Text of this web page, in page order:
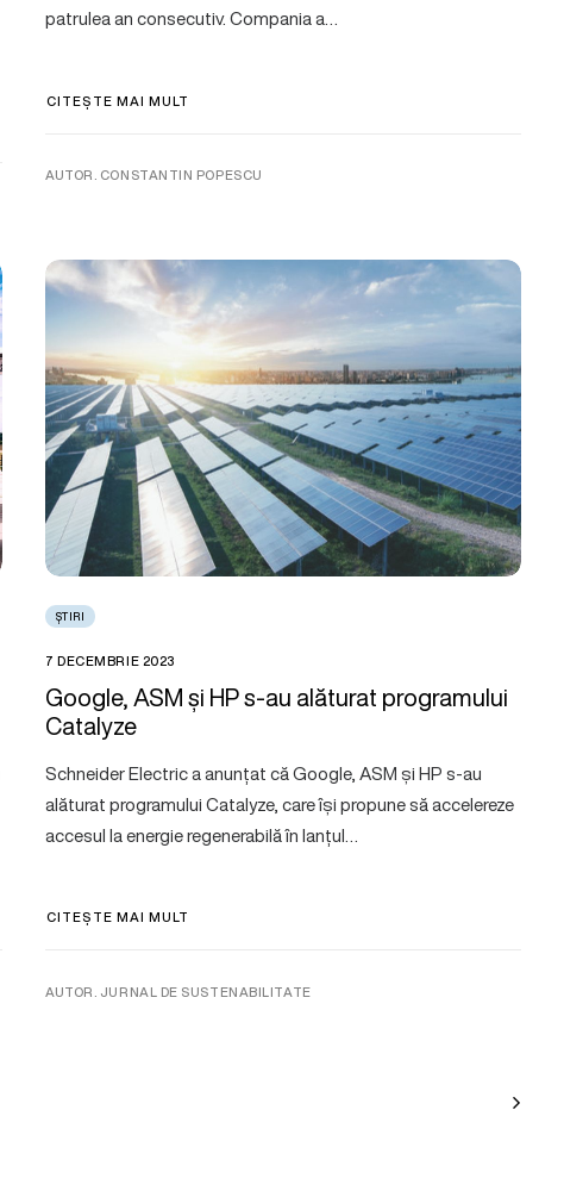
patrulea an consecutiv. Compania a…
CITEȘTE MAI MULT
AUTOR. CONSTANTIN POPESCU
ȘTIRI
7 DECEMBRIE 2023
Google, ASM și HP s-au alăturat programului
Catalyze
Schneider Electric a anunțat că Google, ASM și HP s-au
alăturat programului Catalyze, care își propune să accelereze
accesul la energie regenerabilă în lanțul…
CITEȘTE MAI MULT
AUTOR. JURNAL DE SUSTENABILITATE